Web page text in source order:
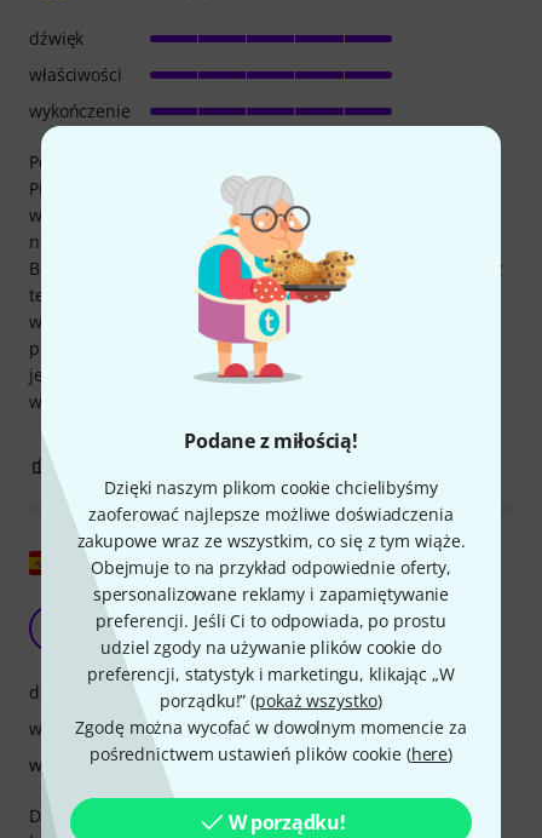
Podane z miłością!
Dzięki naszym plikom cookie chcielibyśmy
zaoferować najlepsze możliwe doświadczenia
zakupowe wraz ze wszystkim, co się z tym wiąże.
Obejmuje to na przykład odpowiednie oferty,
spersonalizowane reklamy i zapamiętywanie
preferencji. Jeśli Ci to odpowiada, po prostu
udziel zgody na używanie plików cookie do
preferencji, statystyk i marketingu, klikając „W
porządku!” (pokaż wszystko)
Zgodę można wycofać w dowolnym momencie za
pośrednictwem ustawień plików cookie (here)
W porządku!
Po 40 latach doświadczenia i sesjach z instrumentami
PEARL, MAPEX, TAMA, YAMAHA, SONOR, DRUM WORK i
wieloma innymi, Renown sprawdza się doskonale zarówno
na bębnach Jazzette, jak i standardowych 22-calowych.
Bęben basowy brzmi idealnie. Jestem w pełni zadowolony z
tego wyboru, nie wspominając o doskonałej jakości
wykończenia zewnętrznego w świetle reflektorów i bardzo
profesjonalnym chromowaniu! Strojenie jest precyzyjne, a
jednocześnie nieskomplikowane. Nie widzę w nim żadnych
wad, w przeciwieństwie do innych.
dźwięk
właściwości
wykończenie
Pokaż oryginał
Doskonała decyzja
finalgretsch 16.10.2023
Doskonały stosunek jakości do ceny. Bęben basowy ma
dźwięk
właściwości
wykończenie